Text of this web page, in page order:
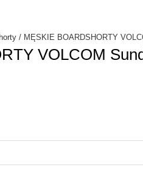
/ MĘSKIE BOARDSHORTY
VOLCOM